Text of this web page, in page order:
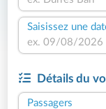
Saisissez une
Détails du
Passagers